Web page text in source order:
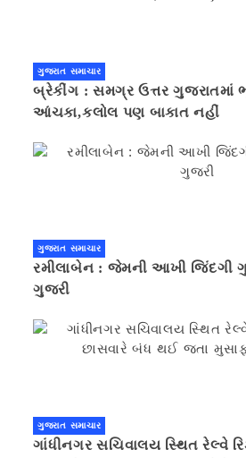
ગુજરાત સમાચાર
બ્રેકીંગ : સમગ્ર ઉત્તર ગુજરાતમાં
આંચકા,કલોલ પણ બાકાત નહીં
ગુજરાત સમાચાર
રમીલાબેન : જેમની આખી જિંદગી
ગુજરી
ગુજરાત સમાચાર
ગાંધીનગર સચિવાલય સ્થિત રેલ્વે